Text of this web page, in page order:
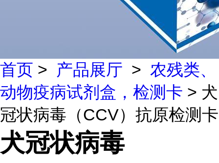
首页 > 产品展厅 > 农残类、
动物疫病试剂盒，检测卡 > 犬
冠状病毒（CCV）抗原检测卡
犬冠状病毒